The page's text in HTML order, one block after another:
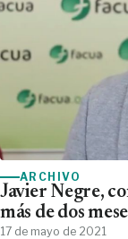
ARCHIVO
Javier Negre,
más de dos
17 de mayo de 2021